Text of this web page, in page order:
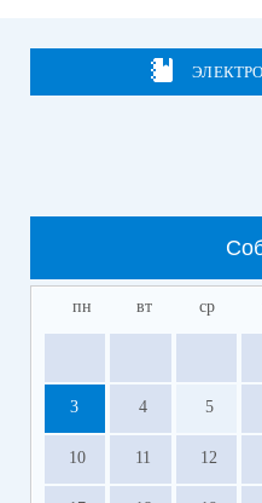
пн вт ср
3 4 5
10 11 12